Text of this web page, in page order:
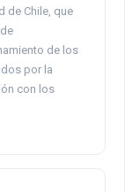
de Chile, que
de los
por la
con los